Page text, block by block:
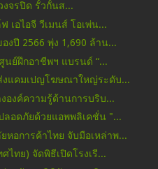
จรปิด รั้วกั้นส...
เอไอจี วีเมนส์ โอเพ่น...
งปี 2566 พุ่ง 1,690 ล้าน...
ย์ฝึกอาชีพฯ แบรนด์ “...
งแคมเปญโฆษณาใหญ่ระดับ...
องค์ความรู้ด้านการบริบ...
อดภัยด้วยแอพพลิเคชั่น "...
หอการค้าไทย จับมือเหล่าพ...
ไทย) จัดพิธีเปิดโรงเรี...